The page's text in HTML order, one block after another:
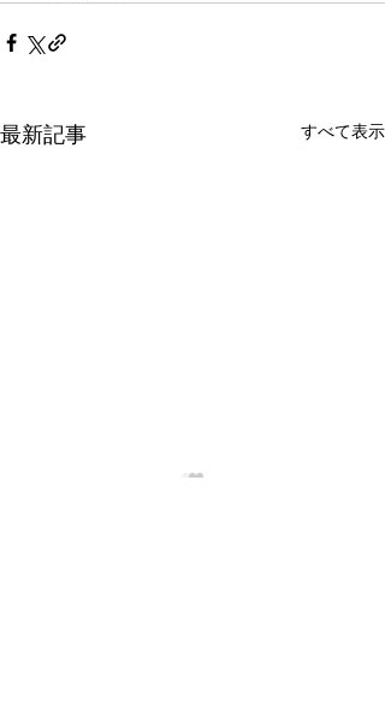
最新記事 すべて表示